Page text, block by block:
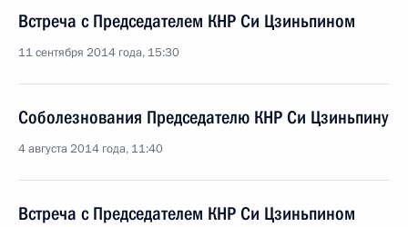
Встреча с Председателем КНР Си Цзиньпином
11 сентября 2014 года, 15:30
Соболезнования Председателю КНР Си Цзиньпину
4 августа 2014 года, 11:40
Встреча с Председателем КНР Си Цзиньпином